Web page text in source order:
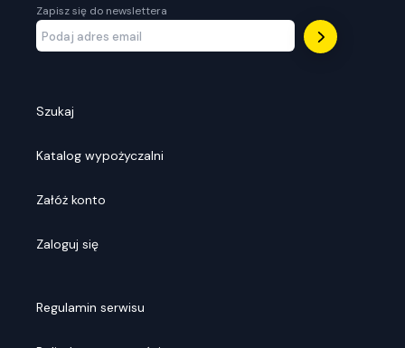
Zapisz się do newslettera
Szukaj
Katalog wypożyczalni
Załóż konto
Zaloguj się
Regulamin serwisu